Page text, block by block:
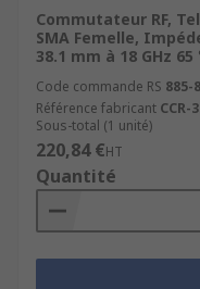
Commutateur RF,
SMA Femelle,
38.1 mm à 18 GHz 65
Code commande RS 885-
Référence fabricant CCR-
Sous-total (1 unité)
220,84 €HT
Quantité